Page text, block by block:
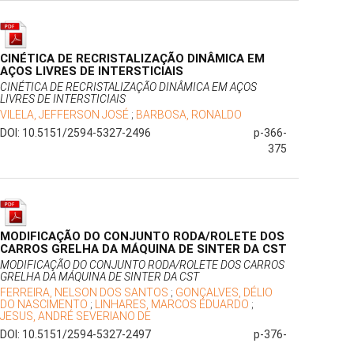
CINÉTICA DE RECRISTALIZAÇÃO DINÂMICA EM
AÇOS LIVRES DE INTERSTICIAIS
CINÉTICA DE RECRISTALIZAÇÃO DINÂMICA EM AÇOS
LIVRES DE INTERSTICIAIS
VILELA, JEFFERSON JOSÉ ; BARBOSA, RONALDO
DOI: 10.5151/2594-5327-2496
p-366-
375
MODIFICAÇÃO DO CONJUNTO RODA/ROLETE DOS
CARROS GRELHA DA MÁQUINA DE SINTER DA CST
MODIFICAÇÃO DO CONJUNTO RODA/ROLETE DOS CARROS
GRELHA DA MÁQUINA DE SINTER DA CST
FERREIRA, NELSON DOS SANTOS ; GONÇALVES, DÉLIO
DO NASCIMENTO ; LINHARES, MARCOS EDUARDO ;
JESUS, ANDRÉ SEVERIANO DE
DOI: 10.5151/2594-5327-2497
p-376-